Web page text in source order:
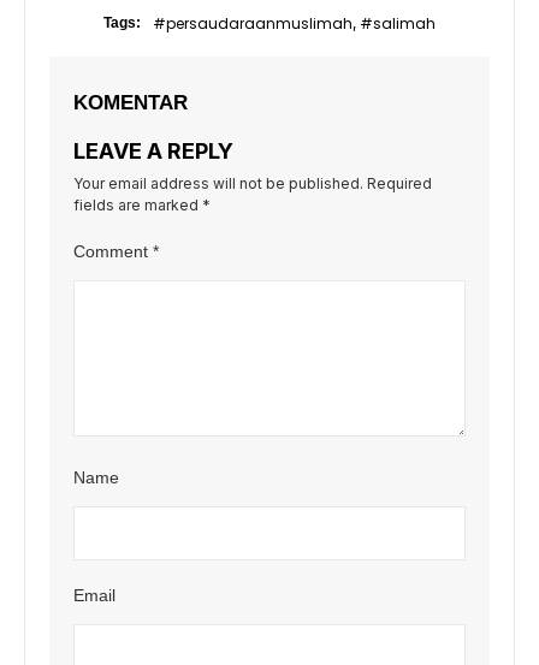
Tags: #persaudaraanmuslimah, #salimah
KOMENTAR
LEAVE A REPLY
Your email address will not be published. Required
fields are marked *
Comment *
Name
Email